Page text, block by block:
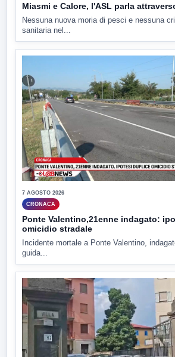
Miasmi e Calore, l'ASL parla
Nessuna nuova moria di pesci e nessuna
sanitaria nel...
7 AGOSTO 2026
CRONACA
Ponte Valentino,21enne indagato:
omicidio stradale
Incidente mortale a Ponte Valentino,
guida...